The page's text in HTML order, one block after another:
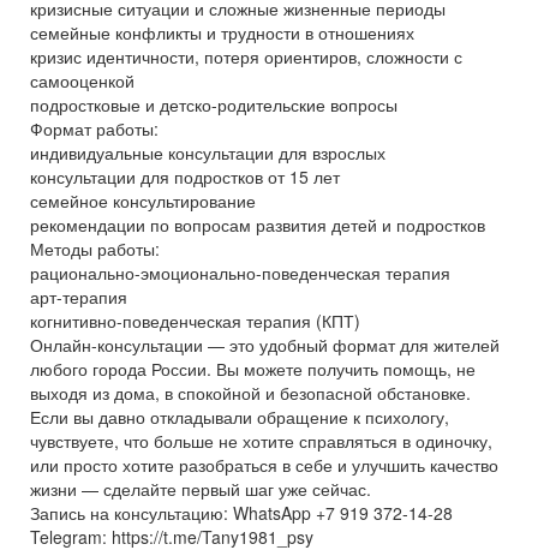
кризисные ситуации и сложные жизненные периоды
семейные конфликты и трудности в отношениях
кризис идентичности, потеря ориентиров, сложности с
самооценкой
подростковые и детско-родительские вопросы
Формат работы:
индивидуальные консультации для взрослых
консультации для подростков от 15 лет
семейное консультирование
рекомендации по вопросам развития детей и подростков
Методы работы:
рационально-эмоционально-поведенческая терапия
арт-терапия
когнитивно-поведенческая терапия (КПТ)
Онлайн-консультации — это удобный формат для жителей
любого города России. Вы можете получить помощь, не
выходя из дома, в спокойной и безопасной обстановке.
Если вы давно откладывали обращение к психологу,
чувствуете, что больше не хотите справляться в одиночку,
или просто хотите разобраться в себе и улучшить качество
жизни — сделайте первый шаг уже сейчас.
Запись на консультацию: WhatsApp +7 919 372-14-28
Telegram: https://t.me/Tany1981_psy